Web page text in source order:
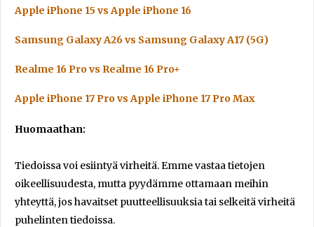
Apple iPhone 15 vs Apple iPhone 16
Samsung Galaxy A26 vs Samsung Galaxy A17 (5G)
Realme 16 Pro vs Realme 16 Pro+
Apple iPhone 17 Pro vs Apple iPhone 17 Pro Max
Huomaathan:
Tiedoissa voi esiintyä virheitä. Emme vastaa tietojen
oikeellisuudesta, mutta pyydämme ottamaan meihin
yhteyttä, jos havaitset puutteellisuuksia tai selkeitä virheitä
puhelinten tiedoissa.